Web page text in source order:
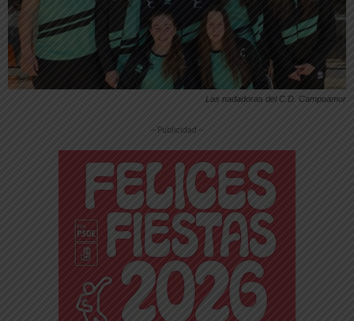
Las nadadoras del C.D. Campoamor
-- Publicidad --